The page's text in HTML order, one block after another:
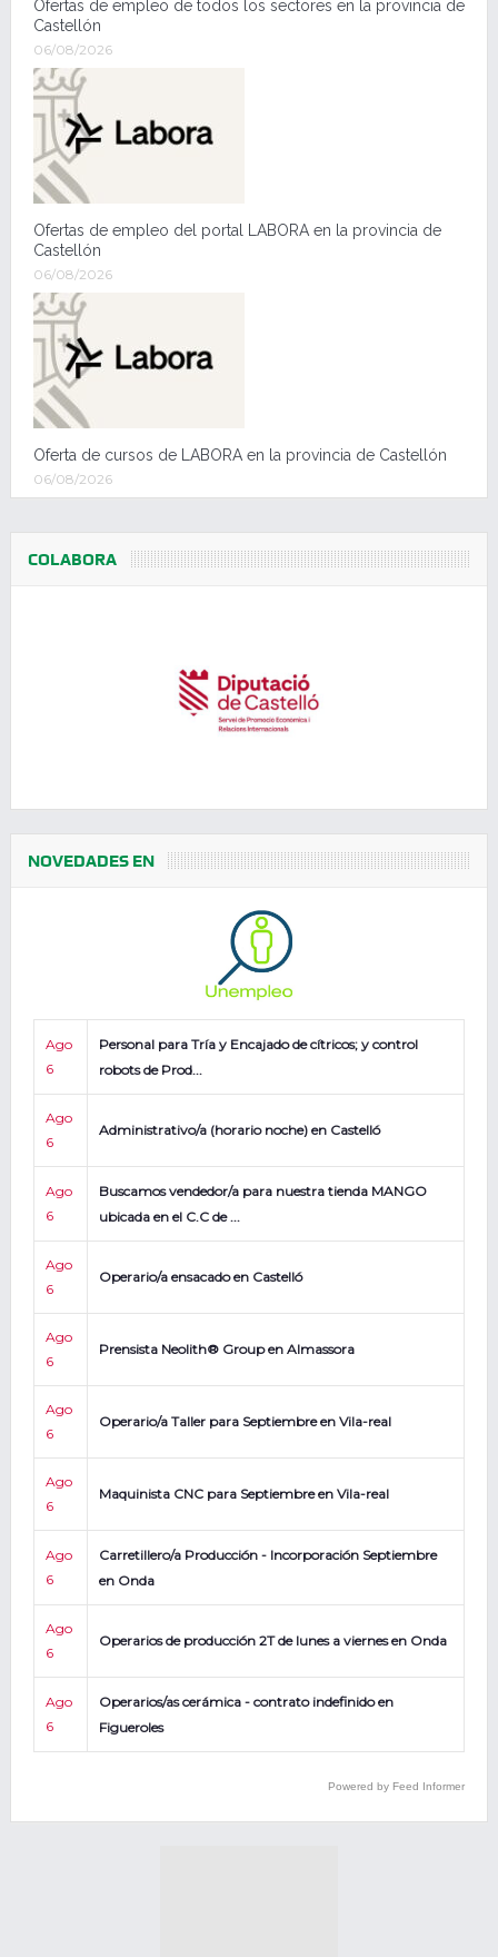
Ofertas de empleo de todos los sectores en la provincia de
Castellón
06/08/2026
Ofertas de empleo del portal LABORA en la provincia de
Castellón
06/08/2026
Oferta de cursos de LABORA en la provincia de Castellón
06/08/2026
COLABORA
NOVEDADES EN
Ago
6
Personal para Tría y Encajado de cítricos; y control
robots de Prod...
Ago
6
Administrativo/a (horario noche) en Castelló
Ago
6
Buscamos vendedor/a para nuestra tienda MANGO
ubicada en el C.C de ...
Ago
6
Operario/a ensacado en Castelló
Ago
6
Prensista Neolith® Group en Almassora
Ago
6
Operario/a Taller para Septiembre en Vila-real
Ago
6
Maquinista CNC para Septiembre en Vila-real
Ago
6
Carretillero/a Producción - Incorporación Septiembre
en Onda
Ago
6
Operarios de producción 2T de lunes a viernes en Onda
Ago
6
Operarios/as cerámica - contrato indefinido en
Figueroles
Powered by Feed Informer